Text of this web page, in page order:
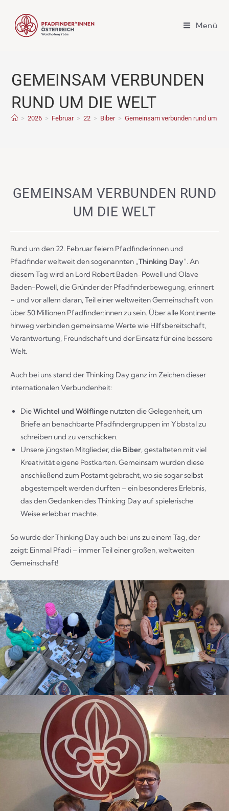
Menü
GEMEINSAM VERBUNDEN
RUND UM DIE WELT
> 2026 > Februar > 22 > Biber > Gemeinsam verbunden rund um die
GEMEINSAM VERBUNDEN RUND
UM DIE WELT
Rund um den 22. Februar feiern Pfadfinderinnen und
Pfadfinder weltweit den sogenannten „Thinking Day“. An
diesem Tag wird an Lord Robert Baden-Powell und Olave
Baden-Powell, die Gründer der Pfadfinderbewegung, erinnert
– und vor allem daran, Teil einer weltweiten Gemeinschaft von
über 50 Millionen Pfadfinder:innen zu sein. Über alle Kontinente
hinweg verbinden gemeinsame Werte wie Hilfsbereitschaft,
Verantwortung, Freundschaft und der Einsatz für eine bessere
Welt.
Auch bei uns stand der Thinking Day ganz im Zeichen dieser
internationalen Verbundenheit:
DieWichtel und Wölflinge nutzten die Gelegenheit, um
Briefe an benachbarte Pfadfindergruppen im Ybbstal zu
schreiben und zu verschicken.
Unsere jüngsten Mitglieder, die Biber, gestalteten mit viel
Kreativität eigene Postkarten. Gemeinsam wurden diese
anschließend zum Postamt gebracht, wo sie sogar selbst
abgestempelt werden durften – ein besonderes Erlebnis,
das den Gedanken des Thinking Day auf spielerische
Weise erlebbar machte.
So wurde der Thinking Day auch bei uns zu einem Tag, der
zeigt: Einmal Pfadi – immer Teil einer großen, weltweiten
Gemeinschaft!